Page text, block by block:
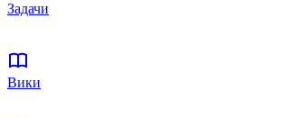
Задачи
Вики